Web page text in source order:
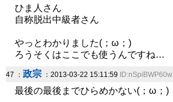
ひま人さん
自称脱出中級者さん
やっとわかりました(；ω；)
ろうそくはここでも使うんですね…
47 ： 政宗 ：2013-03-22 15:11:59 ID:nSpiBWP60w
最後の最後までひらめかない(；ω；)